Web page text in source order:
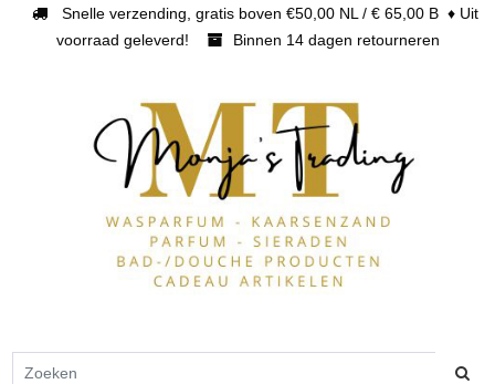
Snelle verzending, gratis boven €50,00 NL / € 65,00 B ♦ Uit
voorraad geleverd!
Binnen 14 dagen retourneren